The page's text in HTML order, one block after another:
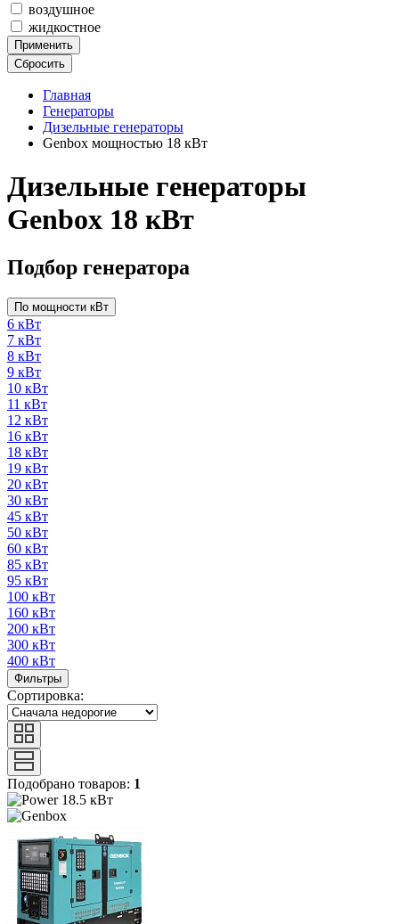
воздушное
жидкостное
Применить
Сбросить
Главная
Генераторы
Дизельные генераторы
Genbox мощностью 18 кВт
Дизельные генераторы
Genbox 18 кВт
Подбор генератора
По мощности кВт
6 кВт
7 кВт
8 кВт
9 кВт
10 кВт
11 кВт
12 кВт
16 кВт
18 кВт
19 кВт
20 кВт
30 кВт
45 кВт
50 кВт
60 кВт
85 кВт
95 кВт
100 кВт
160 кВт
200 кВт
300 кВт
400 кВт
Фильтры
Сортировка:
Подобрано товаров: 1
18.5 кВт